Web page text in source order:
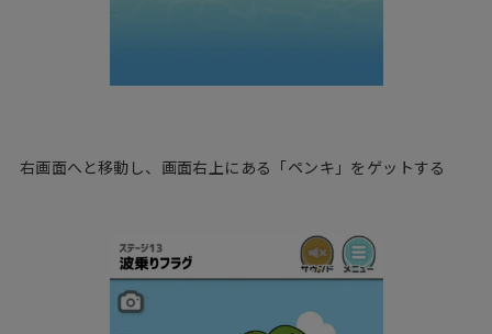
右画面へと移動し、画面右上にある「ペンキ」をゲットする